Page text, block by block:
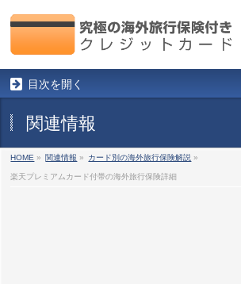
目次を開く
関連情報
HOME » 関連情報 » カード別の海外旅行保険解説 »
楽天プレミアムカード付帯の海外旅行保険詳細